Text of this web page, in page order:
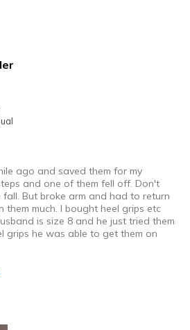
true to size
Really Into Shoes
ago and saved them for my
and one of them fell off. Don't
But broke arm and had to return
them much. I bought heel grips etc
is size 8 and he just tried them
grips he was able to get them on